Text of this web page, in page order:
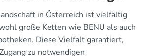
in Österreich ist vielfältig
große Ketten wie BENU als auch
Diese Vielfalt garantiert,
zu notwendigen